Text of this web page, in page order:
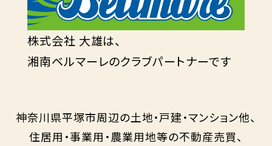
株式会社 大雄は、
湘南ベルマーレのクラブパートナーです
神奈川県平塚市周辺の土地・戸建・マンション他、
住居用・事業用・農業用地等の不動産売買、